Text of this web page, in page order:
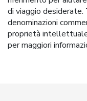
di viaggio desiderate.
denominazioni
proprietà
per maggiori